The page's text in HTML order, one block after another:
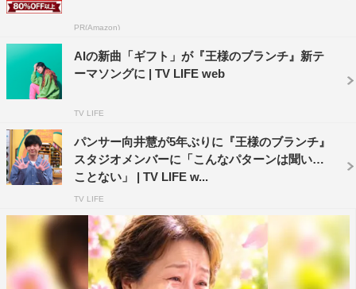
PR(Amazon)
AIの新曲「ギフト」が『王様のブランチ』新テ
ーマソングに | TV LIFE web
TV LIFE
パンサー向井慧が5年ぶりに『王様のブランチ』
スタジオメンバーに「こんなパターンは聞いた
ことない」 | TV LIFE w...
TV LIFE